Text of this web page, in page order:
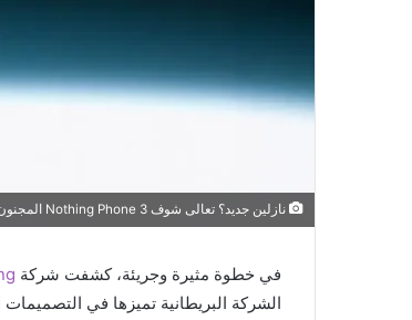
نازلين جديد؟ تعالى شوف Nothing Phone 3 المجنون !
في خطوة مثيرة وجريئة، كشفت شركة